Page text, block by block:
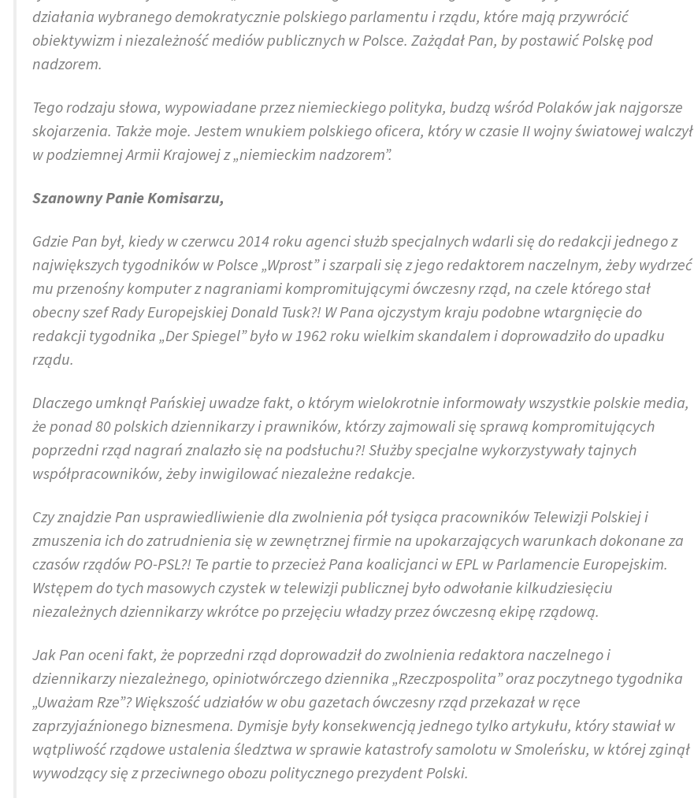
działania wybranego demokratycznie polskiego parlamentu i rządu, które mają przywrócić
obiektywizm i niezależność mediów publicznych w Polsce. Zażądał Pan, by postawić Polskę pod
nadzorem.
Tego rodzaju słowa, wypowiadane przez niemieckiego polityka, budzą wśród Polaków jak najgorsze
skojarzenia. Także moje. Jestem wnukiem polskiego oficera, który w czasie II wojny światowej walczył
w podziemnej Armii Krajowej z „niemieckim nadzorem”.
Szanowny Panie Komisarzu,
Gdzie Pan był, kiedy w czerwcu 2014 roku agenci służb specjalnych wdarli się do redakcji jednego z
największych tygodników w Polsce „Wprost” i szarpali się z jego redaktorem naczelnym, żeby wydrzeć
mu przenośny komputer z nagraniami kompromitującymi ówczesny rząd, na czele którego stał
obecny szef Rady Europejskiej Donald Tusk?! W Pana ojczystym kraju podobne wtargnięcie do
redakcji tygodnika „Der Spiegel” było w 1962 roku wielkim skandalem i doprowadziło do upadku
rządu.
Dlaczego umknął Pańskiej uwadze fakt, o którym wielokrotnie informowały wszystkie polskie media,
że ponad 80 polskich dziennikarzy i prawników, którzy zajmowali się sprawą kompromitujących
poprzedni rząd nagrań znalazło się na podsłuchu?! Służby specjalne wykorzystywały tajnych
współpracowników, żeby inwigilować niezależne redakcje.
Czy znajdzie Pan usprawiedliwienie dla zwolnienia pół tysiąca pracowników Telewizji Polskiej i
zmuszenia ich do zatrudnienia się w zewnętrznej firmie na upokarzających warunkach dokonane za
czasów rządów PO-PSL?! Te partie to przecież Pana koalicjanci w EPL w Parlamencie Europejskim.
Wstępem do tych masowych czystek w telewizji publicznej było odwołanie kilkudziesięciu
niezależnych dziennikarzy wkrótce po przejęciu władzy przez ówczesną ekipę rządową.
Jak Pan oceni fakt, że poprzedni rząd doprowadził do zwolnienia redaktora naczelnego i
dziennikarzy niezależnego, opiniotwórczego dziennika „Rzeczpospolita” oraz poczytnego tygodnika
„Uważam Rze”? Większość udziałów w obu gazetach ówczesny rząd przekazał w ręce
zaprzyjaźnionego biznesmena. Dymisje były konsekwencją jednego tylko artykułu, który stawiał w
wątpliwość rządowe ustalenia śledztwa w sprawie katastrofy samolotu w Smoleńsku, w której zginął
wywodzący się z przeciwnego obozu politycznego prezydent Polski.